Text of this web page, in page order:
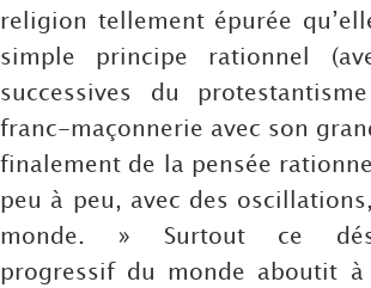
religion tellement épurée
simple principe rationnel
successives du
franc-maçonnerie avec son
finalement de la pensée
peu à peu, avec des
monde. » Surtout ce
progressif du monde aboutit